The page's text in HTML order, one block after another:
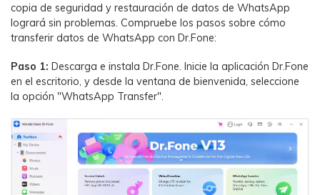
copia de seguridad y restauración de datos de WhatsApp
logrará sin problemas. Compruebe los pasos sobre cómo
transferir datos de WhatsApp con Dr.Fone:
Paso 1: Descarga e instala Dr.Fone. Inicie la aplicación Dr.Fone
en el escritorio, y desde la ventana de bienvenida, seleccione
la opción "WhatsApp Transfer".